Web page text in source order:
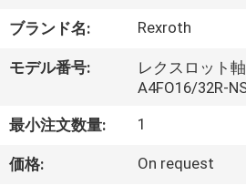
私
達
つ
い
ブランド名: Rexroth
モデル番号:
レクスロット
A4FO16/32R-
最小注文数量: 1
価格: On request